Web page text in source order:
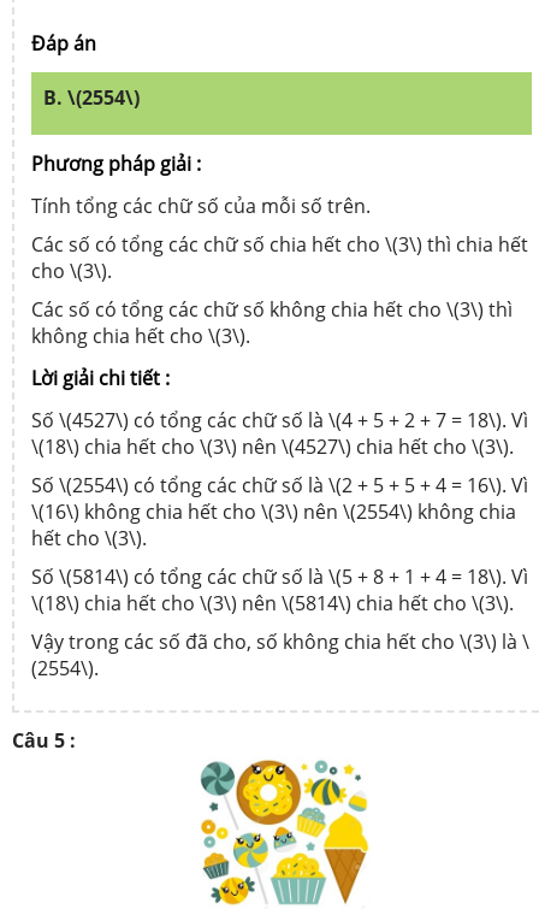
Đáp án
B. \(2554\)
Phương pháp giải :
Tính tổng các chữ số của mỗi số trên.
Các số có tổng các chữ số chia hết cho \(3\) thì chia hết
cho \(3\).
Các số có tổng các chữ số không chia hết cho \(3\) thì
không chia hết cho \(3\).
Lời giải chi tiết :
Số \(4527\) có tổng các chữ số là \(4 + 5 + 2 + 7 = 18\). Vì
\(18\) chia hết cho \(3\) nên \(4527\) chia hết cho \(3\).
Số \(2554\) có tổng các chữ số là \(2 + 5 + 5 + 4 = 16\). Vì
\(16\) không chia hết cho \(3\) nên \(2554\) không chia
hết cho \(3\).
Số \(5814\) có tổng các chữ số là \(5 + 8 + 1 + 4 = 18\). Vì
\(18\) chia hết cho \(3\) nên \(5814\) chia hết cho \(3\).
Vậy trong các số đã cho, số không chia hết cho \(3\) là \
(2554\).
Câu 5 :